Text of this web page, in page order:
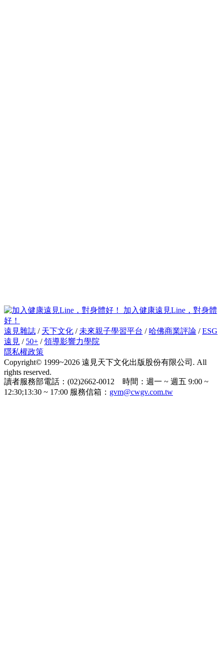
加入健康遠見Line，對身體
好！
遠見雜誌 / 天下文化 / 未來親子學習平台 / 哈佛商業評論 /ESG
遠見 / 50+ /領導影響力學院
隱私權政策
Copyright© 1999~2026 遠見天下文化出版股份有限公司. All
rights reserved.
讀者服務部電話：(02)2662-0012 時間：週一 ~ 週五 9:00 ~
12:30;13:30 ~ 17:00 服務信箱： gvm@cwgv.com.tw